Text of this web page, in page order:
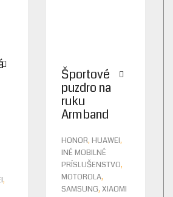
,
Športové
puzdro na
ruku
Armband
HONOR, HUAWEI,
INÉ MOBILNÉ
PRÍSLUŠENSTVO,
MOTOROLA,
SAMSUNG, XIAOMI